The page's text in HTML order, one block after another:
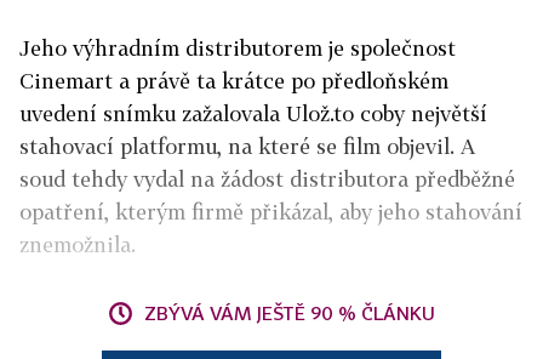
Jeho výhradním distributorem je společnost
Cinemart a právě ta krátce po předloňském
uvedení snímku zažalovala Ulož.to coby největší
stahovací platformu, na které se film objevil. A
soud tehdy vydal na žádost distributora předběžné
opatření, kterým firmě přikázal, aby jeho stahování
znemožnila.
ZBÝVÁ VÁM JEŠTĚ 90 % ČLÁNKU